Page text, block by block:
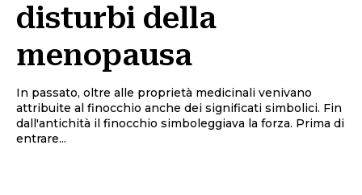
disturbi della
menopausa
In passato, oltre alle proprietà medicinali venivano
attribuite al finocchio anche dei significati simbolici. Fin
dall'antichità il finocchio simboleggiava la forza. Prima di
entrare...